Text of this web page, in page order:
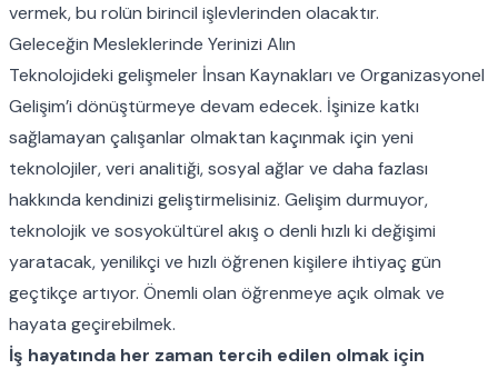
vermek, bu rolün birincil işlevlerinden olacaktır.
Geleceğin Mesleklerinde Yerinizi Alın
Teknolojideki gelişmeler İnsan Kaynakları ve Organizasyonel
Gelişim’i dönüştürmeye devam edecek. İşinize katkı
sağlamayan çalışanlar olmaktan kaçınmak için yeni
teknolojiler, veri analitiği, sosyal ağlar ve daha fazlası
hakkında kendinizi geliştirmelisiniz. Gelişim durmuyor,
teknolojik ve sosyokültürel akış o denli hızlı ki değişimi
yaratacak, yenilikçi ve hızlı öğrenen kişilere ihtiyaç gün
geçtikçe artıyor. Önemli olan öğrenmeye açık olmak ve
hayata geçirebilmek.
İş hayatında her zaman tercih edilen olmak için